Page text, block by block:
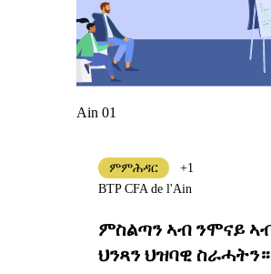
Ain 01
ምስልጣን ኣብ ንሞናይ ኣብ
ህንጻን ህዝባዊ ስራሓትን።
ምምሕዳር
+1
BTP CFA de l'Ain